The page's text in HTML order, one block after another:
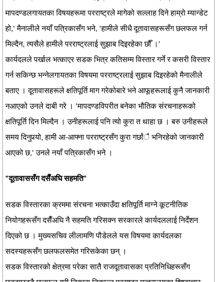
मापदण्डलगायतका विषयहरूमा परराष्ट्रले मागेको सल्लाह दिने हाम्रो म्यान्डेट
हो,' मैनालीले नयाँ पत्रिकासँग भने, 'हामीले सीधै दूतावासहरूसँग छलफल गर्न
मिल्दैन, त्यसैले हामीले परराष्ट्रलाई सुझाब दिइरहेका छौँ ।'
कार्यदलले पर्खाल भत्काएर सडक भित्र कतिसम्म विस्तार गर्ने र कसरी विस्तार
गर्न सकिन्छ भन्नेलगायतका विषयमा परराष्ट्रलाई सुझाब दिइरहेको मैनालीले
बताए । दूतावासहरूले क्षतिपूर्ति माग गरेकोबारे भने आफूहरूलाई कुनै जानकारी
नआएको उनले दाबी गरे । 'मापदण्डविपरीत बनेका भौतिक संरचनाहरूको
क्षतिपूर्ति दिन मिल्दैन । उनीहरूलाई पनि त्यो कुरा त थाहा छ । बरु उनीहरूले
समय दिनुपर्‍यो, हामी आ-आफ्ना परराष्ट्रसँग कुरा गर्छांै भनिरहेको जानकारी
आएको छ,' उनले नयाँ पत्रिकासँग भने ।
"दूतावाससँग दसैँअघि सहमति"
सडक विस्तारका क्रममा संरचना भत्काउँदा क्षतिपूर्ति माग्ने कूटनीतिक
नियोगहरूसँग दसैँअघि नै सहमति गरिसक्न सरकारले कार्यदललाई निर्देशन
दिएको छ । मुख्यसचिव लीलामणि पौडेलले यस विषयमा कार्यदलका
सदस्यहरूसँग छलफलसमेत गरिसकेका छन् ।
सडक विस्तारको क्षेत्रमा परेका सातै राजदूतावासका प्रतिनिधिहरूसँग